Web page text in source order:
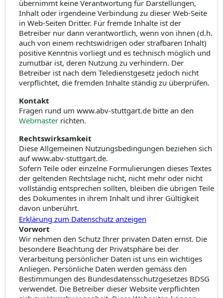
übernimmt keine Verantwortung für Darstellungen,
Inhalt oder irgendeine Verbindung zu dieser Web-Seite
in Web-Seiten Dritter. Für fremde Inhalte ist der
Betreiber nur dann verantwortlich, wenn von ihnen (d.h.
auch von einem rechtswidrigen oder strafbaren Inhalt)
positive Kenntnis vorliegt und es technisch möglich und
zumutbar ist, deren Nutzung zu verhindern. Der
Betreiber ist nach dem Teledienstgesetz jedoch nicht
verpflichtet, die fremden Inhalte ständig zu überprüfen.
Kontakt
Fragen rund um www.abv-stuttgart.de bitte an den
Webmaster richten.
Rechtswirksamkeit
Diese Allgemeinen Nutzungsbedingungen beziehen sich
auf www.abv-stuttgart.de.
Sofern Teile oder einzelne Formulierungen dieses Textes
der geltenden Rechtslage nicht, nicht mehr oder nicht
vollständig entsprechen sollten, bleiben die übrigen Teile
des Dokumentes in ihrem Inhalt und ihrer Gültigkeit
davon unberührt.
Erklärung zum Datenschutz anzeigen
Vorwort
Wir nehmen den Schutz Ihrer privaten Daten ernst. Die
besondere Beachtung der Privatsphäre bei der
Verarbeitung persönlicher Daten ist uns ein wichtiges
Anliegen. Persönliche Daten werden gemäss den
Bestimmungen des Bundesdatensschutzgesetzes BDSG
verwendet. Die Betreiber dieser Website verpflichten